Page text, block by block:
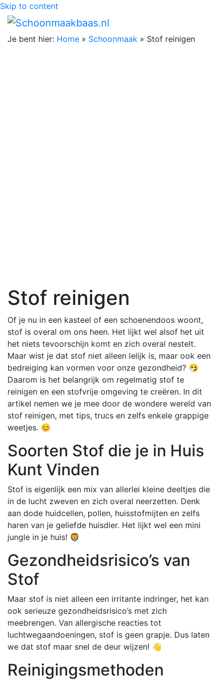
Skip to content
Je bent hier: Home » Schoonmaak » Stof reinigen
Stof reinigen
Of je nu in een kasteel of een schoenendoos woont,
stof is overal om ons heen. Het lijkt wel alsof het uit
het niets tevoorschijn komt en zich overal nestelt.
Maar wist je dat stof niet alleen lelijk is, maar ook een
bedreiging kan vormen voor onze gezondheid? 🤧
Daarom is het belangrijk om regelmatig stof te
reinigen en een stofvrije omgeving te creëren. In dit
artikel nemen we je mee door de wondere wereld van
stof reinigen, met tips, trucs en zelfs enkele grappige
weetjes. 😊
Soorten Stof die je in Huis
Kunt Vinden
Stof is eigenlijk een mix van allerlei kleine deeltjes die
in de lucht zweven en zich overal neerzetten. Denk
aan dode huidcellen, pollen, huisstofmijten en zelfs
haren van je geliefde huisdier. Het lijkt wel een mini
jungle in je huis! 🦁
Gezondheidsrisico’s van
Stof
Maar stof is niet alleen een irritante indringer, het kan
ook serieuze gezondheidsrisico’s met zich
meebrengen. Van allergische reacties tot
luchtwegaandoeningen, stof is geen grapje. Dus laten
we dat stof maar snel de deur wijzen! 👋
Reinigingsmethoden